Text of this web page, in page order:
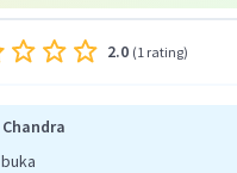
2.0 (1 rating)